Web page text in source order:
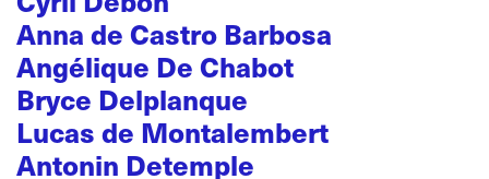
Anna de Castro Barbosa
Angélique De Chabot
Bryce Delplanque
Lucas de Montalembert
Antonin Detemple